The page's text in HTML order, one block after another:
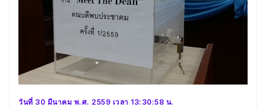
วันที่ 30 มีนาคม พ.ศ. 2559 เวลา 13:30:58 น.